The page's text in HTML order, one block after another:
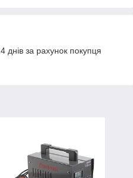
за рахунок покупця